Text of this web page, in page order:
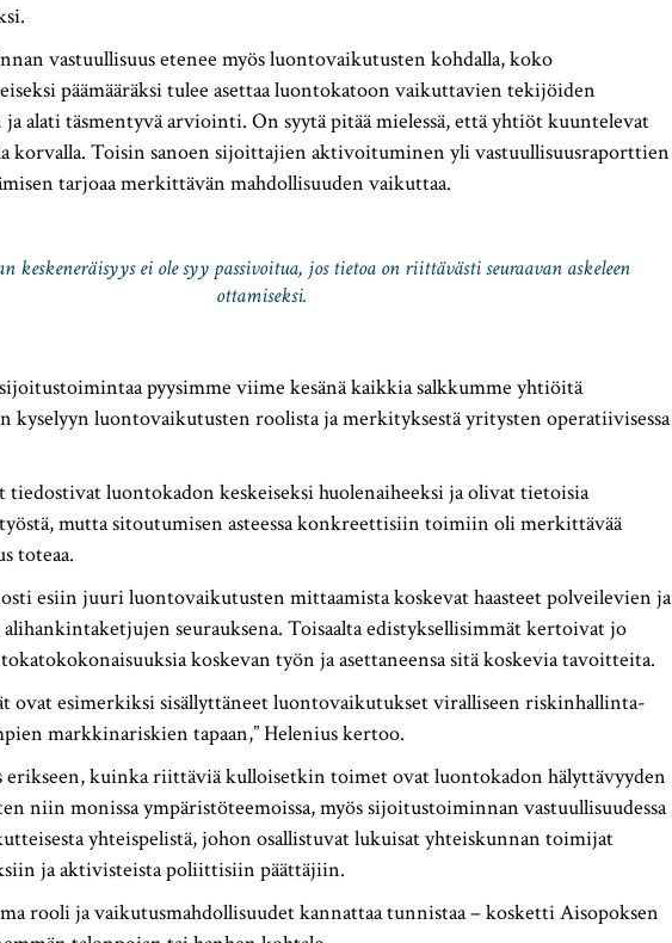
vastuullisuus etenee myös luontovaikutusten kohdalla, koko
päämääräksi tulee asettaa luontokatoon vaikuttavien tekijöiden
alati täsmentyvä arviointi. On syytä pitää mielessä, että yhtiöt kuuntelevat
korvalla. Toisin sanoen sijoittajien aktivoituminen yli vastuullisuusraporttien
tarjoaa merkittävän mahdollisuuden vaikuttaa.
keskeneräisyys ei ole syy passivoitua, jos tietoa on riittävästi seuraavan askeleen
ottamiseksi.
pyysimme viime kesänä kaikkia salkkumme yhtiöitä
kyselyyn luontovaikutusten roolista ja merkityksestä yritysten operatiivisessa
tiedostivat luontokadon keskeiseksi huolenaiheeksi ja olivat tietoisia
mutta sitoutumisen asteessa konkreettisiin toimiin oli merkittävää
toteaa.
esiin juuri luontovaikutusten mittaamista koskevat haasteet polveilevien ja
seurauksena. Toisaalta edistyksellisimmät kertoivat jo
koskevan työn ja asettaneensa sitä koskevia tavoitteita.
ovat esimerkiksi sisällyttäneet luontovaikutukset viralliseen riskinhallinta-
markkinariskien tapaan,” Helenius kertoo.
erikseen, kuinka riittäviä kulloisetkin toimet ovat luontokadon hälyttävyyden
niin monissa ympäristöteemoissa, myös sijoitustoiminnan vastuullisuudessa
yhteispelistä, johon osallistuvat lukuisat yhteiskunnan toimijat
ja aktivisteista poliittisiin päättäjiin.
rooli ja vaikutusmahdollisuudet kannattaa tunnistaa – kosketti Aisopoksen